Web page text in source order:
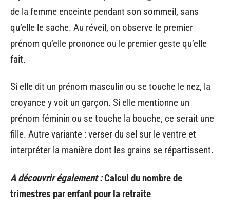
de la femme enceinte pendant son sommeil, sans
qu’elle le sache. Au réveil, on observe le premier
prénom qu’elle prononce ou le premier geste qu’elle
fait.
Si elle dit un prénom masculin ou se touche le nez, la
croyance y voit un garçon. Si elle mentionne un
prénom féminin ou se touche la bouche, ce serait une
fille. Autre variante : verser du sel sur le ventre et
interpréter la manière dont les grains se répartissent.
A découvrir également :Calcul du nombre de
trimestres par enfant pour la retraite